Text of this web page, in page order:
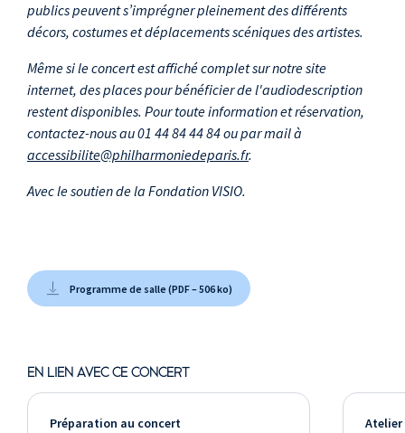
publics peuvent s’imprégner pleinement des différents
décors, costumes et déplacements scéniques des artistes.
Même si le concert est affiché complet sur notre site
internet, des places pour bénéficier de l'audiodescription
restent disponibles. Pour toute information et réservation,
contactez-nous au 01 44 84 44 84 ou par mail à
accessibilite@philharmoniedeparis.fr.
Avec le soutien de la Fondation VISIO.
Programme de salle (PDF – 506 ko)
EN LIEN AVEC CE CONCERT
Préparation au concert